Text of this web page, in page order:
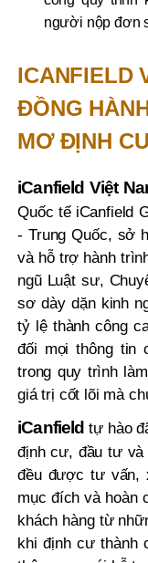
người nộp đơn
ICANFIELD
ĐỒNG
MƠ ĐỊNH
iCanfield Việt
Quốc tế iCanfield
- Trung Quốc, sở
và hỗ trợ hành
ngũ Luật sư,
sơ dày dặn kinh
tỷ lệ thành công
đối mọi thông tin
trong quy trình
giá trị cốt lõi mà
iCanfield tự hào
định cư, đầu tư và
đều được tư vấn,
mục đích và hoàn
khách hàng từ
khi định cư thành